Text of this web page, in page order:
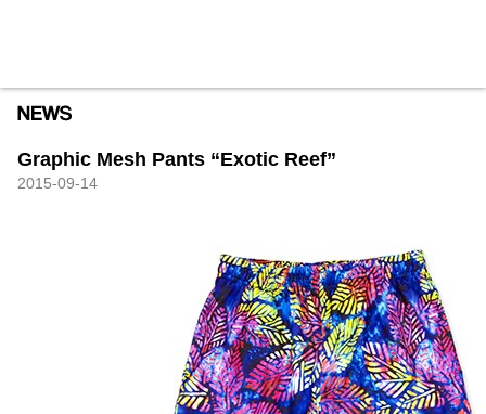
Graphic Mesh Pants “Exotic Reef”
2015-09-14